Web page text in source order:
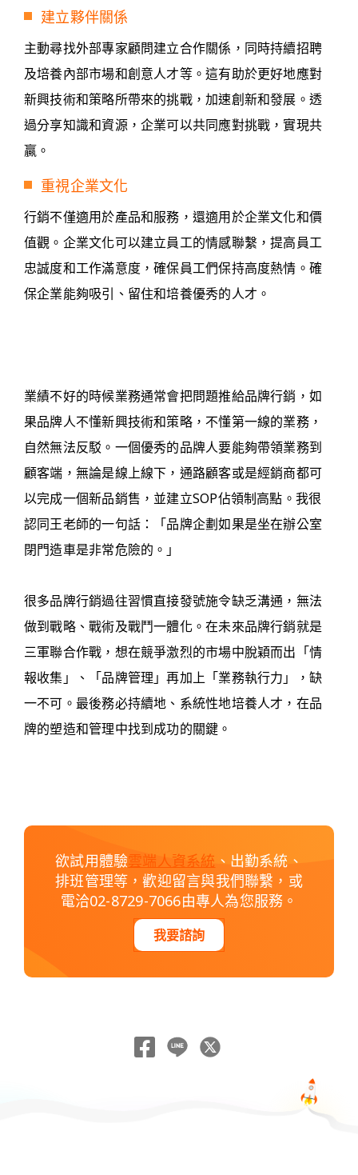
建立夥伴關係
主動尋找外部專家顧問建立合作關係，同時持續招聘
及培養內部市場和創意人才等。這有助於更好地應對
新興技術和策略所帶來的挑戰，加速創新和發展。透
過分享知識和資源，企業可以共同應對挑戰，實現共
贏。
重視企業文化
行銷不僅適用於產品和服務，還適用於企業文化和價
值觀。企業文化可以建立員工的情感聯繫，提高員工
忠誠度和工作滿意度，確保員工們保持高度熱情。確
保企業能夠吸引、留住和培養優秀的人才。
業績不好的時候業務通常會把問題推給品牌行銷，如
果品牌人不懂新興技術和策略，不懂第一線的業務，
自然無法反駁。一個優秀的品牌人要能夠帶領業務到
顧客端，無論是線上線下，通路顧客或是經銷商都可
以完成一個新品銷售，並建立SOP佔領制高點。我很
認同王老師的一句話：「品牌企劃如果是坐在辦公室
閉門造車是非常危險的。」
很多品牌行銷過往習慣直接發號施令缺乏溝通，無法
做到戰略、戰術及戰鬥一體化。在未來品牌行銷就是
三軍聯合作戰，想在競爭激烈的市場中脫穎而出「情
報收集」、「品牌管理」再加上「業務執行力」，缺
一不可。最後務必持續地、系統性地培養人才，在品
牌的塑造和管理中找到成功的關鍵。
欲試用體驗雲端人資系統 、出勤系統、
排班管理等，歡迎留言與我們聯繫，或
電洽02-8729-7066由專人為您服務。
我要諮詢